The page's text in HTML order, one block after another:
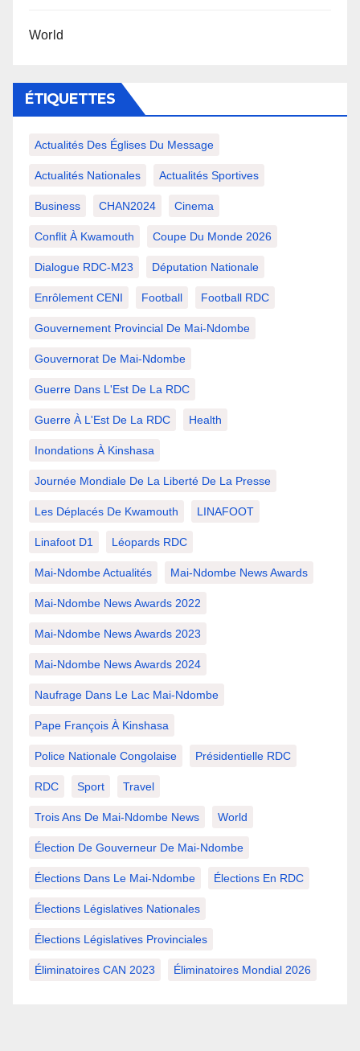
World
ÉTIQUETTES
Actualités Des Églises Du Message
Actualités Nationales Actualités Sportives
Business CHAN2024 Cinema
Conflit À Kwamouth Coupe Du Monde 2026
Dialogue RDC-M23 Députation Nationale
Enrôlement CENI Football Football RDC
Gouvernement Provincial De Mai-Ndombe
Gouvernorat De Mai-Ndombe
Guerre Dans L'Est De La RDC
Guerre À L'Est De La RDC Health
Inondations À Kinshasa
Journée Mondiale De La Liberté De La Presse
Les Déplacés De Kwamouth LINAFOOT
Linafoot D1 Léopards RDC
Mai-Ndombe Actualités Mai-Ndombe News Awards
Mai-Ndombe News Awards 2022
Mai-Ndombe News Awards 2023
Mai-Ndombe News Awards 2024
Naufrage Dans Le Lac Mai-Ndombe
Pape François À Kinshasa
Police Nationale Congolaise Présidentielle RDC
RDC Sport Travel
Trois Ans De Mai-Ndombe News World
Élection De Gouverneur De Mai-Ndombe
Élections Dans Le Mai-Ndombe Élections En RDC
Élections Législatives Nationales
Élections Législatives Provinciales
Éliminatoires CAN 2023 Éliminatoires Mondial 2026